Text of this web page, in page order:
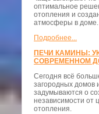
оптимальное
отопления и
атмосферы в доме.
Подробнее...
ПЕЧИ КАМИНЫ:
СОВРЕМЕННОМ
Сегодня всё
загородных домов
задумываются о
независимости от
отопления.